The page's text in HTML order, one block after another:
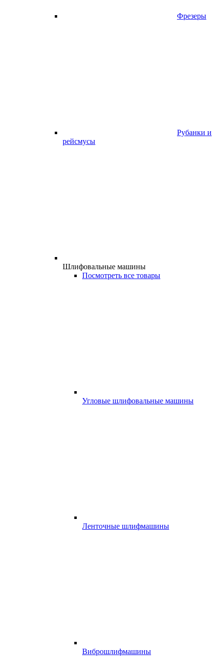
Фрезеры
Рубанки и
рейсмусы
Шлифовальные машины
Посмотреть все товары
Угловые шлифовальные машины
Ленточные шлифмашины
Виброшлифмашины